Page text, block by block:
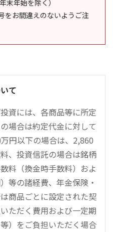
末年始を除く）
をお間違えのないようご注
て
資には、各商品等に所定
場合は約定代金に対して
円以下の場合は、2,860
、投資信託の場合は銘柄
料（換金時手数料）およ
等の諸経費、年金保険・
商品ごとに設定された契
ただく費用および一定期
）をご負担いただく場合